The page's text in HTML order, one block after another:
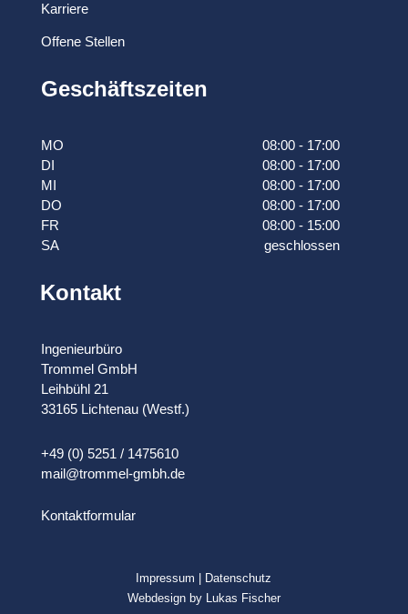
Karriere
Offene Stellen
Geschäftszeiten
MO
08:00 - 17:00
DI
08:00 - 17:00
MI
08:00 - 17:00
DO
08:00 - 17:00
FR
08:00 - 15:00
SA
geschlossen
Kontakt
Ingenieurbüro
Trommel GmbH
Leihbühl 21
33165 Lichtenau (Westf.)
+49 (0) 5251 / 1475610
mail@trommel-gmbh.de
Kontaktformular
Impressum
Datenschutz
Webdesign by Lukas Fischer